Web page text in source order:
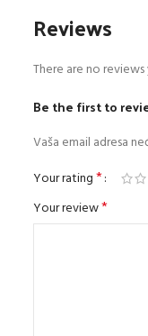
Reviews
There are no
Be the first to
Vaša email adresa
Your rating*
Your review*